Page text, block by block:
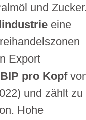
und
eine
Export
BIP pro Kopf
und zählt zu
Hohe